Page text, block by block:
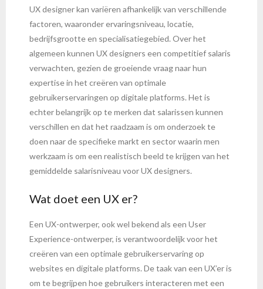
UX designer kan variëren afhankelijk van verschillende
factoren, waaronder ervaringsniveau, locatie,
bedrijfsgrootte en specialisatiegebied. Over het
algemeen kunnen UX designers een competitief salaris
verwachten, gezien de groeiende vraag naar hun
expertise in het creëren van optimale
gebruikerservaringen op digitale platforms. Het is
echter belangrijk op te merken dat salarissen kunnen
verschillen en dat het raadzaam is om onderzoek te
doen naar de specifieke markt en sector waarin men
werkzaam is om een realistisch beeld te krijgen van het
gemiddelde salarisniveau voor UX designers.
Wat doet een UX er?
Een UX-ontwerper, ook wel bekend als een User
Experience-ontwerper, is verantwoordelijk voor het
creëren van een optimale gebruikerservaring op
websites en digitale platforms. De taak van een UX’er is
om te begrijpen hoe gebruikers interacteren met een